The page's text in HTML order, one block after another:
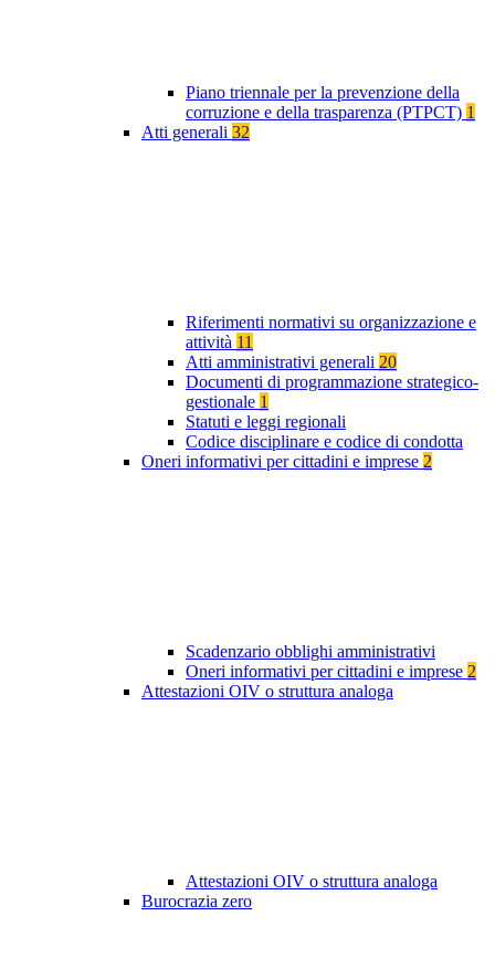
Piano triennale per la prevenzione della
corruzione e della trasparenza (PTPCT) 1
Atti generali 32
Riferimenti normativi su organizzazione e
attività 11
Atti amministrativi generali 20
Documenti di programmazione strategico-
gestionale 1
Statuti e leggi regionali
Codice disciplinare e codice di condotta
Oneri informativi per cittadini e imprese 2
Scadenzario obblighi amministrativi
Oneri informativi per cittadini e imprese 2
Attestazioni OIV o struttura analoga
Attestazioni OIV o struttura analoga
Burocrazia zero